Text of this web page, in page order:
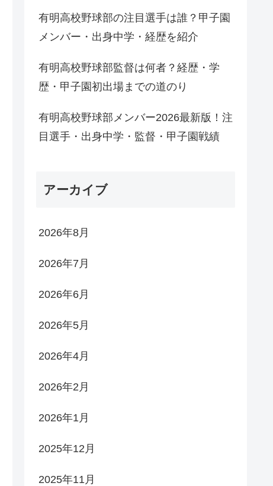
有明高校野球部の注目選手は誰？甲子園
メンバー・出身中学・経歴を紹介
有明高校野球部監督は何者？経歴・学
歴・甲子園初出場までの道のり
有明高校野球部メンバー2026最新版！注
目選手・出身中学・監督・甲子園戦績
アーカイブ
2026年8月
2026年7月
2026年6月
2026年5月
2026年4月
2026年2月
2026年1月
2025年12月
2025年11月